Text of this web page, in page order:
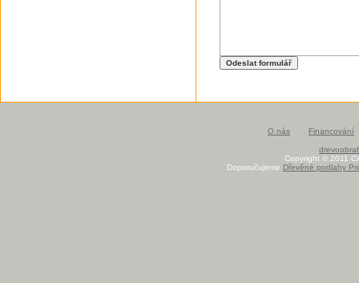
O nás Financování
Copyright © 2011
Doporučujeme Dřevěné podlahy